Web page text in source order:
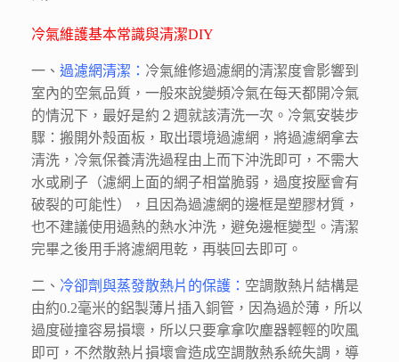
冷氣維護基本常識與清潔DIY
一、 過濾網清潔： 冷氣維修過濾網的清潔度會影響到
室內的空氣品質，一般來說變頻冷氣在每天都開冷氣
的情況下，最好是約２週就該清洗一次。冷氣安裝步
驟：搬開外殼面板，取出環境過濾網，將過濾網拿去
清洗，冷氣保養清洗過程由上而下沖洗即可，不需大
水或刷子（濾網上面的網子相當脆弱，過度按壓會有
破裂的可能性），且因為過濾網的邊框是塑膠材質，
也不建議使用過熱的熱水沖洗，避免邊框變型。清潔
完畢之後用手將濾網甩乾，再裝回去即可。
二、 冷卻劑與蒸發散熱片的保護： 空調散熱片結構是
由約0.2毫米的鋁製薄片插入銅管，因為過於薄，所以
過度碰撞容易損壞，所以只要拿拿吹塵器輕輕的吹風
即可，不然散熱片損壞會造成空調散熱系統失調，導